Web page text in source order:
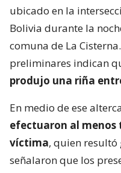
ubicado en la
Bolivia durante la
comuna de La
preliminares indican
produjo una riña
En medio de ese
efectuaron al menos
víctima, quien resultó
señalaron que los